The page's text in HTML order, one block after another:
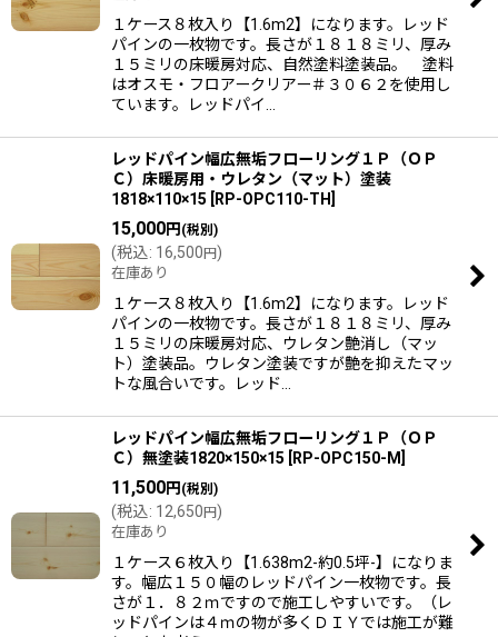
１ケース８枚入り【1.6m2】になります。レッド
パインの一枚物です。長さが１８１８ミリ、厚み
１５ミリの床暖房対応、自然塗料塗装品。 塗料
はオスモ・フロアークリアー＃３０６２を使用し
ています。レッドパイ…
レッドパイン幅広無垢フローリング１Ｐ（ＯＰ
Ｃ）床暖房用・ウレタン（マット）塗装
1818×110×15
RP-OPC110-TH
15,000円 (税別)
(税込: 16,500 円 )
在庫あり
１ケース８枚入り【1.6m2】になります。レッド
パインの一枚物です。長さが１８１８ミリ、厚み
１５ミリの床暖房対応、ウレタン艶消し（マッ
ト）塗装品。ウレタン塗装ですが艶を抑えたマッ
トな風合いです。レッド…
レッドパイン幅広無垢フローリング１Ｐ（ＯＰ
Ｃ）無塗装1820×150×15
RP-OPC150-M
11,500円 (税別)
(税込: 12,650 円 )
在庫あり
１ケース６枚入り【1.638m2-約0.5坪-】になりま
す。幅広１５０幅のレッドパイン一枚物です。長
さが１．８２ｍですので施工しやすいです。（レ
ッドパインは４ｍの物が多くＤＩＹでは施工が難